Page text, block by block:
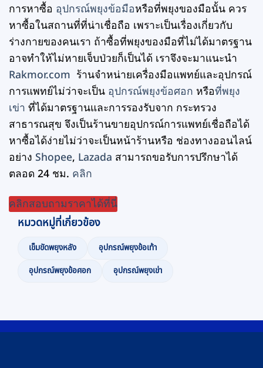
การหาซื้อ ​​อุปกรณ์พยุงข้อมือหรือที่พยุงของมือนั้น ควร
หาซื้อในสถานที่ที่น่าเชื่อถือ เพราะเป็นเรื่องเกี่ยวกับ
ร่างกายของคนเรา ถ้าซื้อที่พยุงของมือที่ไม่ได้มาตรฐาน
อาจทำให้ไม่หายเจ็บป่วยก็เป็นได้ เราจึงจะมาแนะนำ
Rakmor.com ร้านจำหน่ายเครื่องมือแพทย์และอุปกรณ์
การแพทย์ไม่ว่าจะเป็น อุปกรณ์พยุงข้อศอก หรือที่พยุง
เข่า ที่ได้มาตรฐานและการรองรับจาก กระทรวง
สาธารณสุข จึงเป็นร้านขายอุปกรณ์การแพทย์เชื่อถือได้
หาซื้อได้ง่ายไม่ว่าจะเป็นหน้าร้านหรือ ช่องทางออนไลน์
อย่าง Shopee, Lazada สามารถขอรับการปรึกษาได้
ตลอด 24 ชม. คลิก
คลิกสอบถามราคาได้ที่นี่
หมวดหมู่ที่เกี่ยวข้อง
เข็มขัดพยุงหลัง
อุปกรณ์พยุงข้อเท้า
อุปกรณ์พยุงข้อศอก
อุปกรณ์พยุงเข่า